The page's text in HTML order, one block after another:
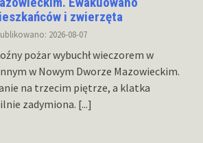
i zwierzęta
2026-08-07
pożar wybuchł wieczorem w
w Nowym Dworze Mazowieckim.
na trzecim piętrze, a klatka
zadymiona. [...]